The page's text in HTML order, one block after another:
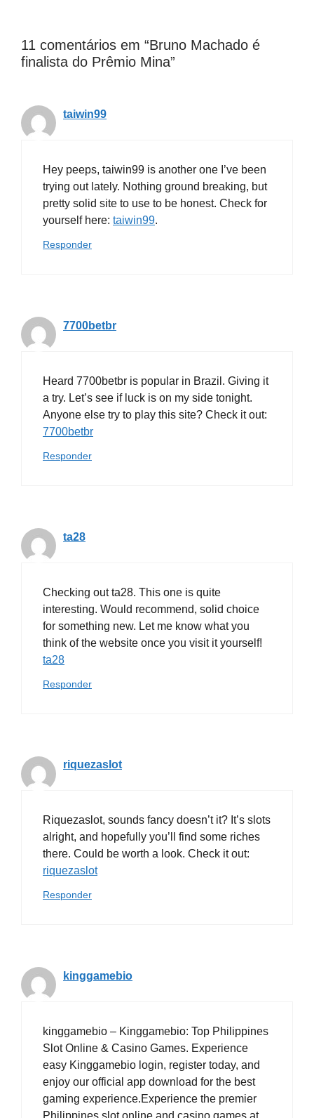
11 comentários em “Bruno Machado é
finalista do Prêmio Mina”
taiwin99
Hey peeps, taiwin99 is another one I’ve been
trying out lately. Nothing ground breaking, but
pretty solid site to use to be honest. Check for
yourself here: taiwin99.
Responder
7700betbr
Heard 7700betbr is popular in Brazil. Giving it
a try. Let’s see if luck is on my side tonight.
Anyone else try to play this site? Check it out:
7700betbr
Responder
ta28
Checking out ta28. This one is quite
interesting. Would recommend, solid choice
for something new. Let me know what you
think of the website once you visit it yourself!
ta28
Responder
riquezaslot
Riquezaslot, sounds fancy doesn’t it? It’s slots
alright, and hopefully you’ll find some riches
there. Could be worth a look. Check it out:
riquezaslot
Responder
kinggamebio
kinggamebio – Kinggamebio: Top Philippines
Slot Online & Casino Games. Experience
easy Kinggamebio login, register today, and
enjoy our official app download for the best
gaming experience.Experience the premier